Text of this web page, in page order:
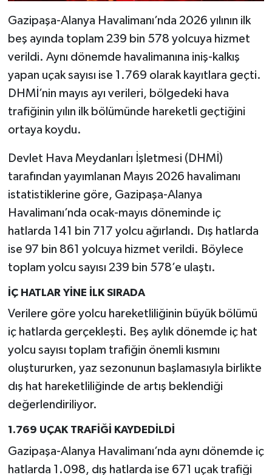
Gazipaşa-Alanya Havalimanı’nda 2026 yılının ilk
beş ayında toplam 239 bin 578 yolcuya hizmet
verildi. Aynı dönemde havalimanına iniş-kalkış
yapan uçak sayısı ise 1.769 olarak kayıtlara geçti.
DHMİ’nin mayıs ayı verileri, bölgedeki hava
trafiğinin yılın ilk bölümünde hareketli geçtiğini
ortaya koydu.
Devlet Hava Meydanları İşletmesi (DHMİ)
tarafından yayımlanan Mayıs 2026 havalimanı
istatistiklerine göre, Gazipaşa-Alanya
Havalimanı’nda ocak-mayıs döneminde iç
hatlarda 141 bin 717 yolcu ağırlandı. Dış hatlarda
ise 97 bin 861 yolcuya hizmet verildi. Böylece
toplam yolcu sayısı 239 bin 578’e ulaştı.
İÇ HATLAR YİNE İLK SIRADA
Verilere göre yolcu hareketliliğinin büyük bölümü
iç hatlarda gerçekleşti. Beş aylık dönemde iç hat
yolcu sayısı toplam trafiğin önemli kısmını
oluştururken, yaz sezonunun başlamasıyla birlikte
dış hat hareketliliğinde de artış beklendiği
değerlendiriliyor.
1.769 UÇAK TRAFİĞİ KAYDEDİLDİ
Gazipaşa-Alanya Havalimanı’nda aynı dönemde iç
hatlarda 1.098, dış hatlarda ise 671 uçak trafiği